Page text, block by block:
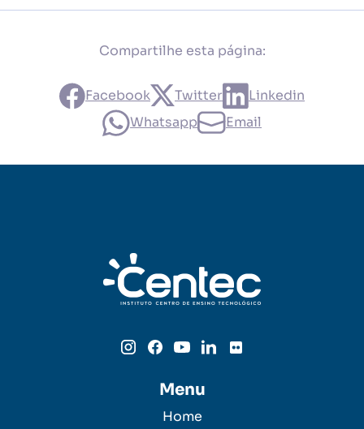
Compartilhe esta página:
Facebook Twitter
Linkedin
Whatsapp
Email
Menu
Home